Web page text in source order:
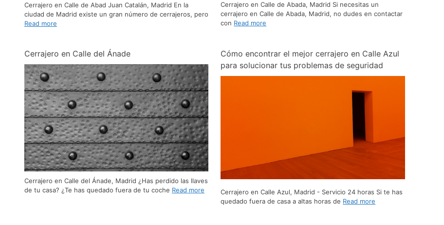
Cerrajero en Calle de Abad Juan Catalán, Madrid En la
ciudad de Madrid existe un gran número de cerrajeros, pero
Read more
Cerrajero en Calle de Abada, Madrid Si necesitas un
cerrajero en Calle de Abada, Madrid, no dudes en contactar
con Read more
Cerrajero en Calle del Ánade
Cerrajero en Calle del Ánade, Madrid ¿Has perdido las llaves
de tu casa? ¿Te has quedado fuera de tu coche Read more
Cómo encontrar el mejor cerrajero en Calle Azul
para solucionar tus problemas de seguridad
Cerrajero en Calle Azul, Madrid - Servicio 24 horas Si te has
quedado fuera de casa a altas horas de Read more